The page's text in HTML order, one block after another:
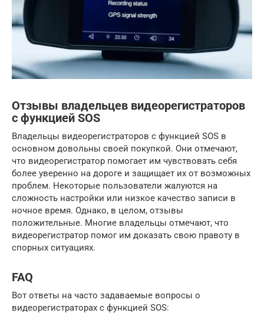
Отзывы владельцев видеорегистраторов
с функцией SOS
Владельцы видеорегистраторов с функцией SOS в
основном довольны своей покупкой. Они отмечают,
что видеорегистратор помогает им чувствовать себя
более уверенно на дороге и защищает их от возможных
проблем. Некоторые пользователи жалуются на
сложность настройки или низкое качество записи в
ночное время. Однако, в целом, отзывы
положительные. Многие владельцы отмечают, что
видеорегистратор помог им доказать свою правоту в
спорных ситуациях.
FAQ
Вот ответы на часто задаваемые вопросы о
видеорегистраторах с функцией SOS: